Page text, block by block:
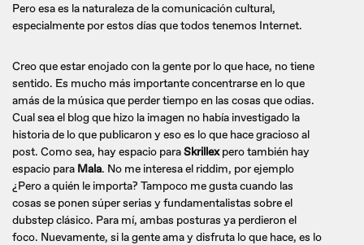
Pero esa es la naturaleza de la comunicación cultural,
especialmente por estos días que todos tenemos Internet.
Creo que estar enojado con la gente por lo que hace, no tiene
sentido. Es mucho más importante concentrarse en lo que
amás de la música que perder tiempo en las cosas que odias.
Cual sea el blog que hizo la imagen no había investigado la
historia de lo que publicaron y eso es lo que hace gracioso al
post. Como sea, hay espacio paraSkrillexpero también hay
espacio para Mala. No me interesa el riddim, por ejemplo
¿Pero a quién le importa? Tampoco me gusta cuando las
cosas se ponen súper serias y fundamentalistas sobre el
dubstep clásico. Para mí, ambas posturas ya perdieron el
foco. Nuevamente, si la gente ama y disfruta lo que hace, es lo